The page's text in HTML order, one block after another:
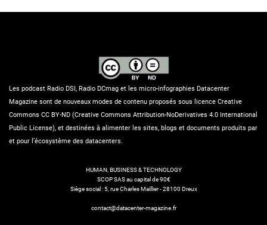
Les podcast Radio DSI, Radio DCmag et les micro-infographies Datacenter
Magazine sont de nouveaux modes de contenu proposés sous licence Creative
Commons CC BY-ND (Creative Commons Attribution-NoDerivatives 4.0 International
Public License), et destinées à alimenter les sites, blogs et documents produits par
et pour l’écosystème des datacenters.
HUMAN, BUSINESS & TECHNOLOGY
SCOP SAS au capital de 90€
Siège social : 5, rue Charles Maillier - 28100 Dreux
contact@datacenter-magazine.fr